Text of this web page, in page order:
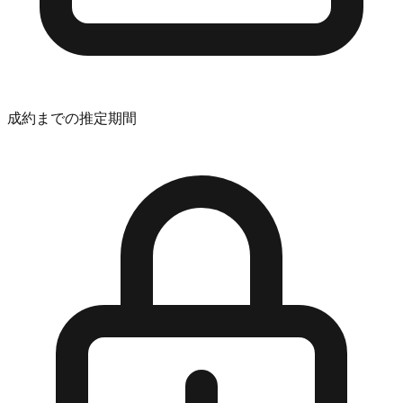
成約までの推定期間